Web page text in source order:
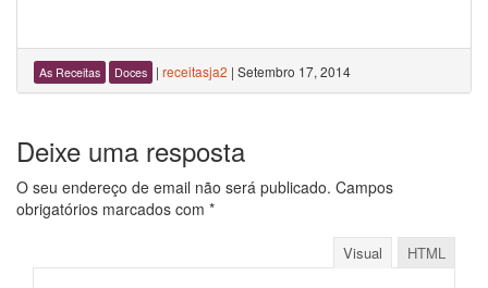
As Receitas Doces | receitasja2 | Setembro 17, 2014
Deixe uma resposta
O seu endereço de email não será publicado. Campos
obrigatórios marcados com *
Visual HTML